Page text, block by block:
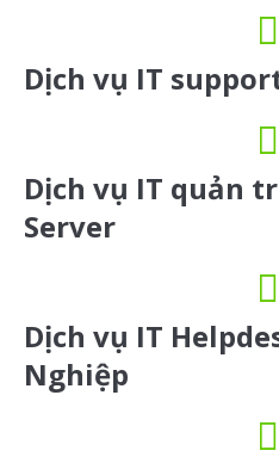
Dịch vụ IT
Dịch vụ IT quản
Server
Dịch vụ IT
Nghiệp